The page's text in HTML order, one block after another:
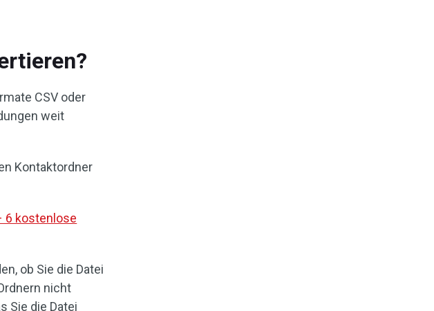
CSV oder
weit
Kontaktordner
6 kostenlose
ob Sie die Datei
nicht
Sie die Datei